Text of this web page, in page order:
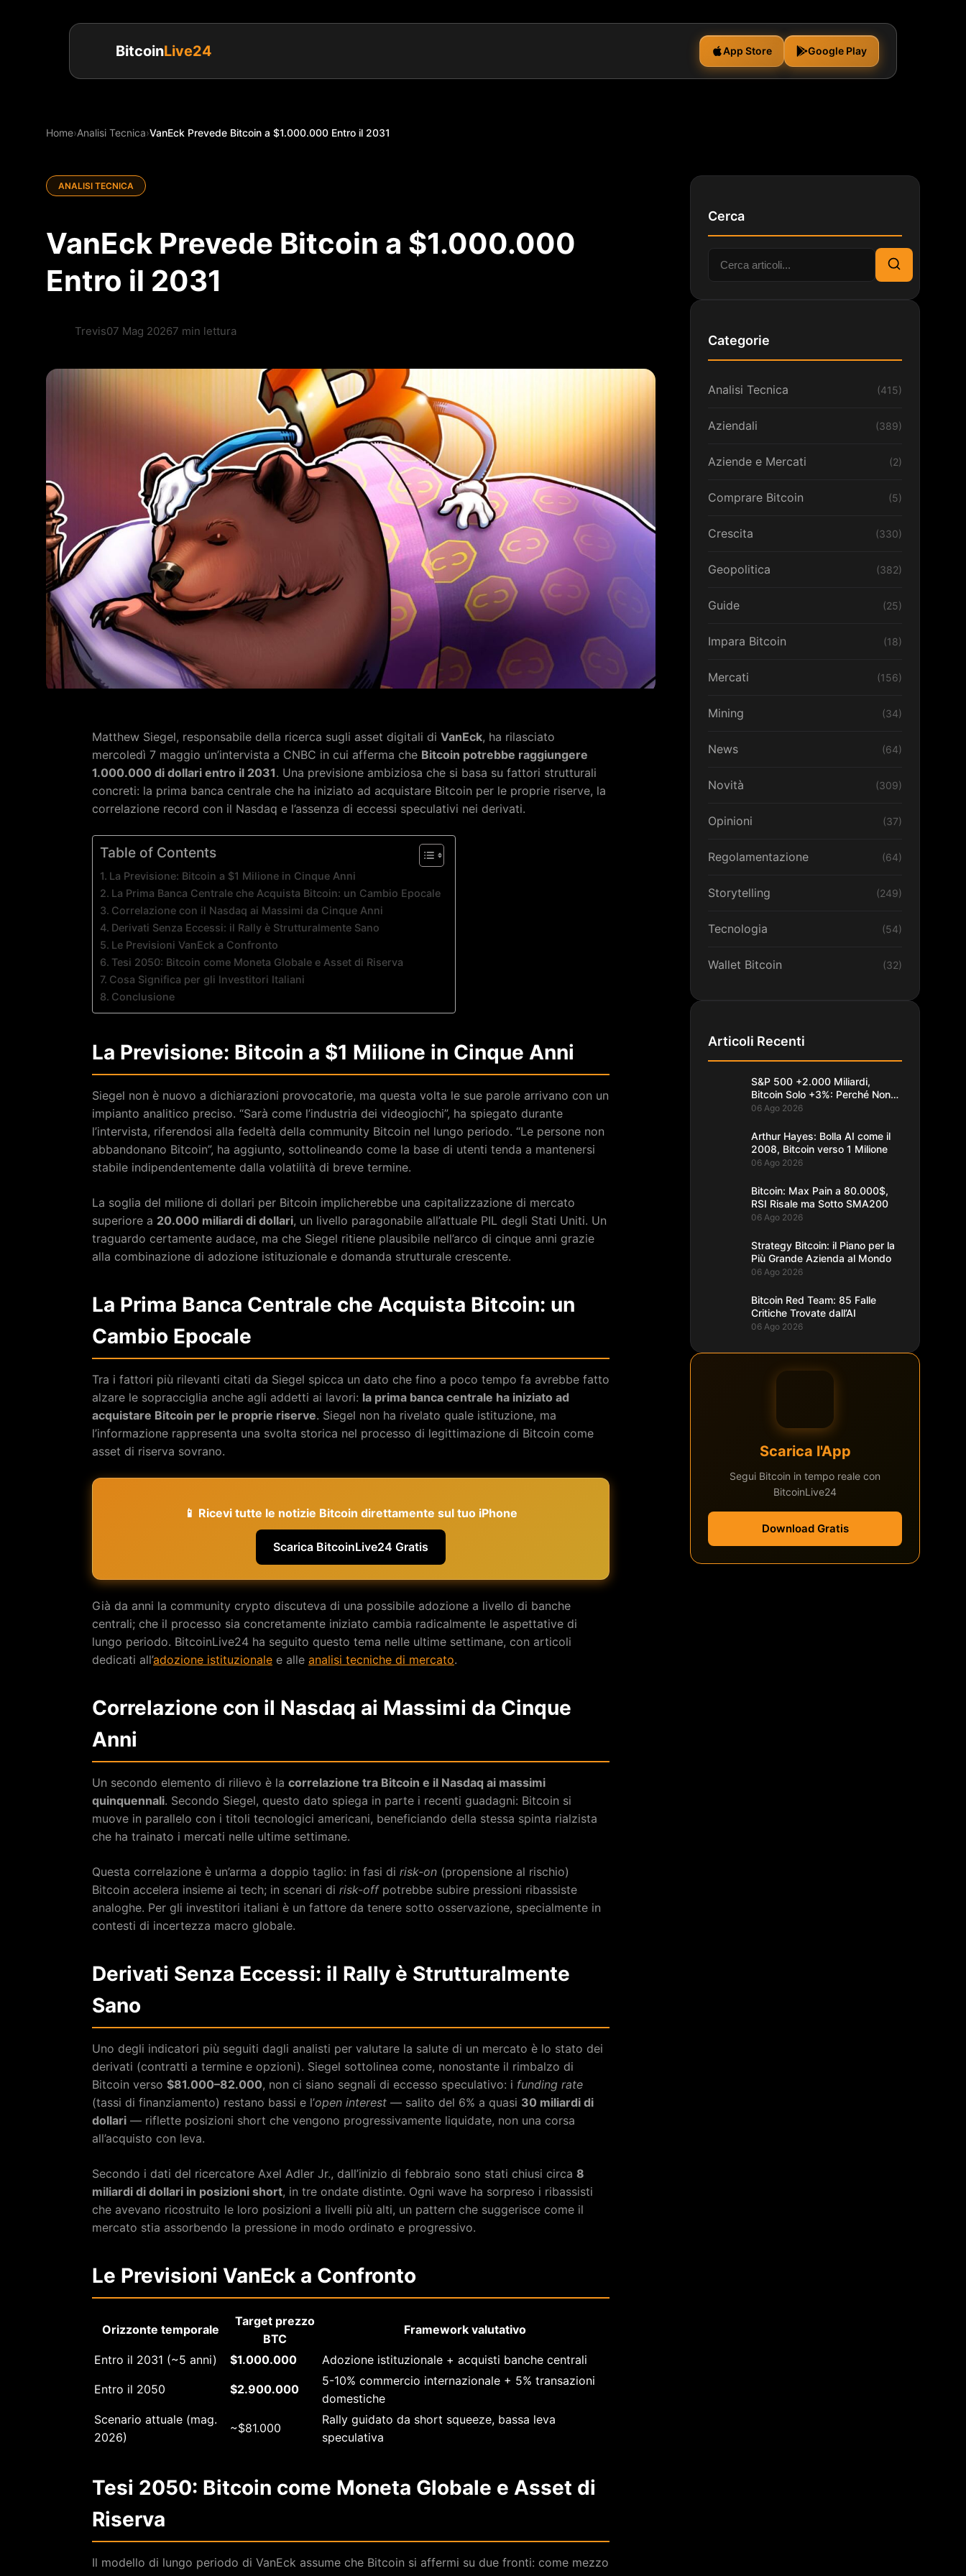
BitcoinLive24 App Store Google Play
Home›Analisi Tecnica›VanEck Prevede Bitcoin a $1.000.000 Entro il 2031
ANALISI TECNICA
VanEck Prevede Bitcoin a $1.000.000
Entro il 2031
Trevis07 Mag 20267 min lettura
Matthew Siegel, responsabile della ricerca sugli asset digitali di VanEck, ha rilasciato
mercoledì 7 maggio un’intervista a CNBC in cui afferma che Bitcoin potrebbe raggiungere
1.000.000 di dollari entro il 2031. Una previsione ambiziosa che si basa su fattori strutturali
concreti: la prima banca centrale che ha iniziato ad acquistare Bitcoin per le proprie riserve, la
correlazione record con il Nasdaq e l’assenza di eccessi speculativi nei derivati.
Table of Contents
La Previsione: Bitcoin a $1 Milione in Cinque Anni
La Prima Banca Centrale che Acquista Bitcoin: un Cambio Epocale
Correlazione con il Nasdaq ai Massimi da Cinque Anni
Derivati Senza Eccessi: il Rally è Strutturalmente Sano
Le Previsioni VanEck a Confronto
Tesi 2050: Bitcoin come Moneta Globale e Asset di Riserva
Cosa Significa per gli Investitori Italiani
Conclusione
La Previsione: Bitcoin a $1 Milione in Cinque Anni
Siegel non è nuovo a dichiarazioni provocatorie, ma questa volta le sue parole arrivano con un
impianto analitico preciso. “Sarà come l’industria dei videogiochi”, ha spiegato durante
l’intervista, riferendosi alla fedeltà della community Bitcoin nel lungo periodo. “Le persone non
abbandonano Bitcoin”, ha aggiunto, sottolineando come la base di utenti tenda a mantenersi
stabile indipendentemente dalla volatilità di breve termine.
La soglia del milione di dollari per Bitcoin implicherebbe una capitalizzazione di mercato
superiore a 20.000 miliardi di dollari, un livello paragonabile all’attuale PIL degli Stati Uniti. Un
traguardo certamente audace, ma che Siegel ritiene plausibile nell’arco di cinque anni grazie
alla combinazione di adozione istituzionale e domanda strutturale crescente.
La Prima Banca Centrale che Acquista Bitcoin: un
Cambio Epocale
Tra i fattori più rilevanti citati da Siegel spicca un dato che fino a poco tempo fa avrebbe fatto
alzare le sopracciglia anche agli addetti ai lavori: la prima banca centrale ha iniziato ad
acquistare Bitcoin per le proprie riserve. Siegel non ha rivelato quale istituzione, ma
l’informazione rappresenta una svolta storica nel processo di legittimazione di Bitcoin come
asset di riserva sovrano.
📱 Ricevi tutte le notizie Bitcoin direttamente sul tuo iPhone
Scarica BitcoinLive24 Gratis
Già da anni la community crypto discuteva di una possibile adozione a livello di banche
centrali; che il processo sia concretamente iniziato cambia radicalmente le aspettative di
lungo periodo. BitcoinLive24 ha seguito questo tema nelle ultime settimane, con articoli
dedicati all’adozione istituzionale e alle analisi tecniche di mercato.
Correlazione con il Nasdaq ai Massimi da Cinque
Anni
Un secondo elemento di rilievo è la correlazione tra Bitcoin e il Nasdaq ai massimi
quinquennali. Secondo Siegel, questo dato spiega in parte i recenti guadagni: Bitcoin si
muove in parallelo con i titoli tecnologici americani, beneficiando della stessa spinta rialzista
che ha trainato i mercati nelle ultime settimane.
Questa correlazione è un’arma a doppio taglio: in fasi di risk-on (propensione al rischio)
Bitcoin accelera insieme ai tech; in scenari di risk-offpotrebbe subire pressioni ribassiste
analoghe. Per gli investitori italiani è un fattore da tenere sotto osservazione, specialmente in
contesti di incertezza macro globale.
Derivati Senza Eccessi: il Rally è Strutturalmente
Sano
Uno degli indicatori più seguiti dagli analisti per valutare la salute di un mercato è lo stato dei
derivati (contratti a termine e opzioni). Siegel sottolinea come, nonostante il rimbalzo di
Bitcoin verso $81.000–82.000, non ci siano segnali di eccesso speculativo: i funding rate
(tassi di finanziamento) restano bassi e l’open interest — salito del 6% a quasi 30 miliardi di
dollari — riflette posizioni short che vengono progressivamente liquidate, non una corsa
all’acquisto con leva.
Secondo i dati del ricercatore Axel Adler Jr., dall’inizio di febbraio sono stati chiusi circa 8
miliardi di dollari in posizioni short, in tre ondate distinte. Ogni wave ha sorpreso i ribassisti
che avevano ricostruito le loro posizioni a livelli più alti, un pattern che suggerisce come il
mercato stia assorbendo la pressione in modo ordinato e progressivo.
Le Previsioni VanEck a Confronto
Orizzonte temporale
Target prezzo
BTC
Framework valutativo
Entro il 2031 (~5 anni) $1.000.000 Adozione istituzionale + acquisti banche centrali
Entro il 2050 $2.900.000
5-10% commercio internazionale + 5% transazioni
domestiche
Scenario attuale (mag.
2026)
~$81.000
Rally guidato da short squeeze, bassa leva
speculativa
Tesi 2050: Bitcoin come Moneta Globale e Asset di
Riserva
Il modello di lungo periodo di VanEck assume che Bitcoin si affermi su due fronti: come mezzo
Cerca
Cerca:
Cerca
Categorie
Analisi Tecnica (415)
Aziendali (389)
Aziende e Mercati (2)
Comprare Bitcoin (5)
Crescita (330)
Geopolitica (382)
Guide (25)
Impara Bitcoin (18)
Mercati (156)
Mining (34)
News (64)
Novità (309)
Opinioni (37)
Regolamentazione (64)
Storytelling (249)
Tecnologia (54)
Wallet Bitcoin (32)
Articoli Recenti
S&P 500 +2.000 Miliardi,
Bitcoin Solo +3%: Perché Non
Segue
06 Ago 2026
Arthur Hayes: Bolla AI come il
2008, Bitcoin verso 1 Milione
06 Ago 2026
Bitcoin: Max Pain a 80.000$,
RSI Risale ma Sotto SMA200
06 Ago 2026
Strategy Bitcoin: il Piano per la
Più Grande Azienda al Mondo
06 Ago 2026
Bitcoin Red Team: 85 Falle
Critiche Trovate dall’AI
06 Ago 2026
Scarica l'App
Segui Bitcoin in tempo reale con
BitcoinLive24
Download Gratis